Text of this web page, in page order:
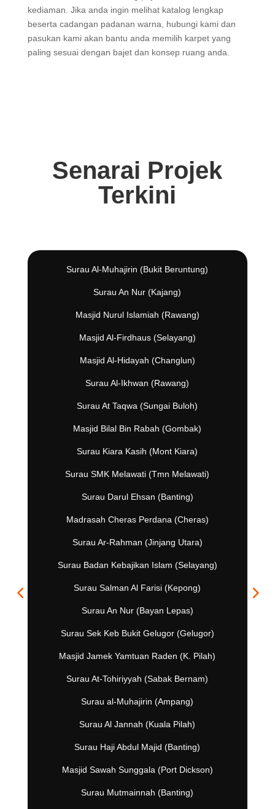
kediaman. Jika anda ingin melihat katalog lengkap
beserta cadangan padanan warna, hubungi kami dan
pasukan kami akan bantu anda memilih karpet yang
paling sesuai dengan bajet dan konsep ruang anda.
Senarai Projek
Terkini
Surau Al-Muhajirin (Bukit Beruntung)
Surau An Nur (Kajang)
Masjid Nurul Islamiah (Rawang)
Masjid Al-Firdhaus (Selayang)
Masjid Al-Hidayah (Changlun)
Surau Al-Ikhwan (Rawang)
Surau At Taqwa (Sungai Buloh)
Masjid Bilal Bin Rabah (Gombak)
Surau Kiara Kasih (Mont Kiara)
Surau SMK Melawati (Tmn Melawati)
Surau Darul Ehsan (Banting)
Madrasah Cheras Perdana (Cheras)
Surau Ar-Rahman (Jinjang Utara)
Surau Badan Kebajikan Islam (Selayang)
Surau Salman Al Farisi (Kepong)
Surau An Nur (Bayan Lepas)
Surau Sek Keb Bukit Gelugor (Gelugor)
Masjid Jamek Yamtuan Raden (K. Pilah)
Surau At-Tohiriyyah (Sabak Bernam)
Surau al-Muhajirin (Ampang)
Surau Al Jannah (Kuala Pilah)
Surau Haji Abdul Majid (Banting)
Masjid Sawah Sunggala (Port Dickson)
Surau Mutmainnah (Banting)